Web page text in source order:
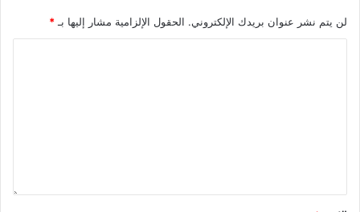
ساهم بوقف القرار المثير للجدل المتعلق بمنع عمليات
الإجهاض.في عام 2008 فازت “ديفيس” بصعوبة على منافسها
لن يتم نشر عنوان بريدك الإلكتروني. الحقول الإلزامية مشار إليها بـ *